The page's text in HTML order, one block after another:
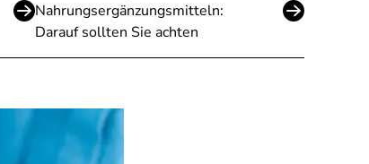
Nahrungsergänzungsmitteln:
Darauf sollten Sie achten